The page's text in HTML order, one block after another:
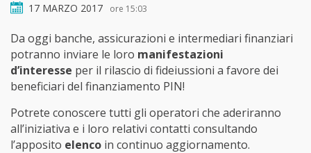
17 MARZO 2017 ore 15:03
Da oggi banche, assicurazioni e intermediari finanziari
potranno inviare le loro manifestazioni
d’interesse per il rilascio di fideiussioni a favore dei
beneficiari del finanziamento PIN!
Potrete conoscere tutti gli operatori che aderiranno
all’iniziativa e i loro relativi contatti consultando
l’apposito elenco in continuo aggiornamento.